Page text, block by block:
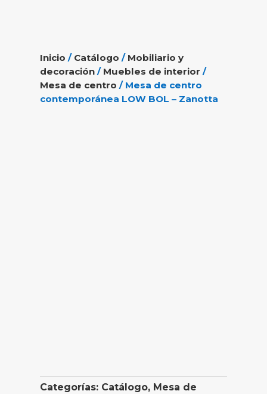
Inicio / Catálogo / Mobiliario y
decoración / Muebles de interior /
Mesa de centro / Mesa de centro
contemporánea LOW BOL – Zanotta
Categorías: Catálogo, Mesa de